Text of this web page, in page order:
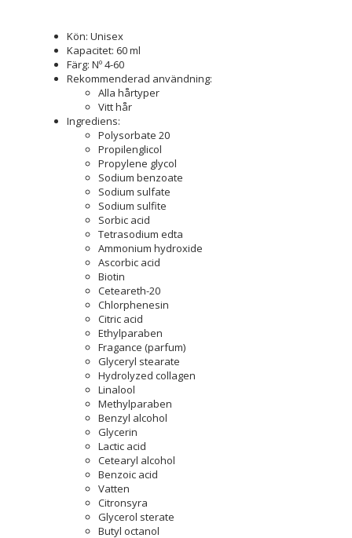
Kön: Unisex
Kapacitet: 60 ml
Färg: Nº 4-60
Rekommenderad användning:
Alla hårtyper
Vitt hår
Ingrediens:
Polysorbate 20
Propilenglicol
Propylene glycol
Sodium benzoate
Sodium sulfate
Sodium sulfite
Sorbic acid
Tetrasodium edta
Ammonium hydroxide
Ascorbic acid
Biotin
Ceteareth-20
Chlorphenesin
Citric acid
Ethylparaben
Fragance (parfum)
Glyceryl stearate
Hydrolyzed collagen
Linalool
Methylparaben
Benzyl alcohol
Glycerin
Lactic acid
Cetearyl alcohol
Benzoic acid
Vatten
Citronsyra
Glycerol sterate
Butyl octanol